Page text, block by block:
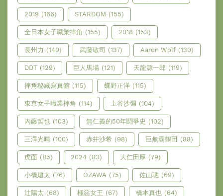
2019 (166) STARDOM (155)
全日本女子職業摔角 (155) 2018 (153)
長州力 (140) 武藤敬司 (137) Aaron Wolf (130)
DDT (129) 巨人馬場 (121) 天龍源一郎 (119)
摔角秘藏寫真館 (115) 蝶野正洋 (115)
東京女子職業摔角 (114) 上谷沙彌 (104)
內藤哲也 (103) 無仁義的50年鬪爭史 (102)
三澤光晴 (100) 赤井沙希 (98) 巨無霸鶴田 (88)
虎面 (85) 2024 (83) 大仁田厚 (79)
小橋建太 (76) OZAWA (75) 佐山聰 (69)
辻陽太 (68) 極惡女王 (67) 橋本真也 (64)